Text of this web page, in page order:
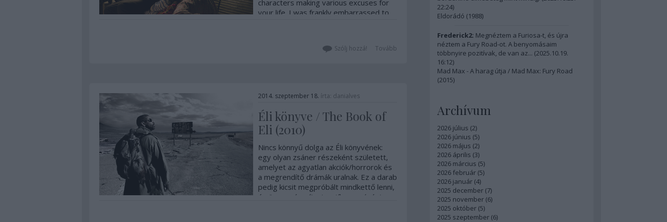
characters making various excuses for
your life. I was frankly embarrassed to
Tovább
Szólj hozzá!
2014. szeptember 18. írta: danialves
Éli könyve / The Book of
Eli (2010)
Nincs könnyű dolga az Éli könyvének:
egy olyan zsáner részeként született,
amelyet az agyatlan akciók/horrorok és
a megrendítő drámák uralnak. Ez a darab
pedig kicsit megpróbált mindkettő lenni,
és összepárosítani a stílusos zúzást
22:24)
Eldorádó (1988)
Frederick2: Megnéztem a Furiosa-t, és újra
néztem a Fury Road-ot. A benyomásaim
többnyire pozitívak, de van az... (2025.10.19.
16:12)
Mad Max - A harag útja / Mad Max: Fury Road
(2015)
Archívum
2026 július (2)
2026 június (5)
2026 május (2)
2026 április (3)
2026 március (5)
2026 február (5)
2026 január (4)
2025 december (7)
2025 november (6)
2025 október (5)
2025 szeptember (6)